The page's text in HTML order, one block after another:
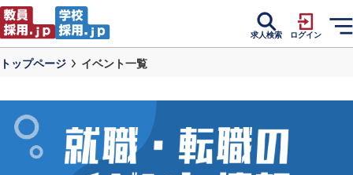
求人検索 ログイン
トップページ イベント一覧